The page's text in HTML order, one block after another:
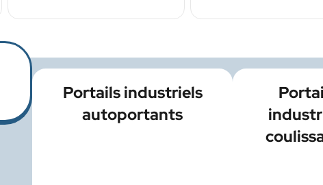
Portails industriels
autoportants